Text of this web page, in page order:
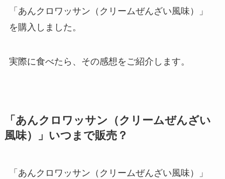
「あんクロワッサン（クリームぜんざい風味）」
を購入しました。
実際に食べたら、その感想をご紹介します。
「あんクロワッサン（クリームぜんざい
風味）」いつまで販売？
「あんクロワッサン（クリームぜんざい風味）」